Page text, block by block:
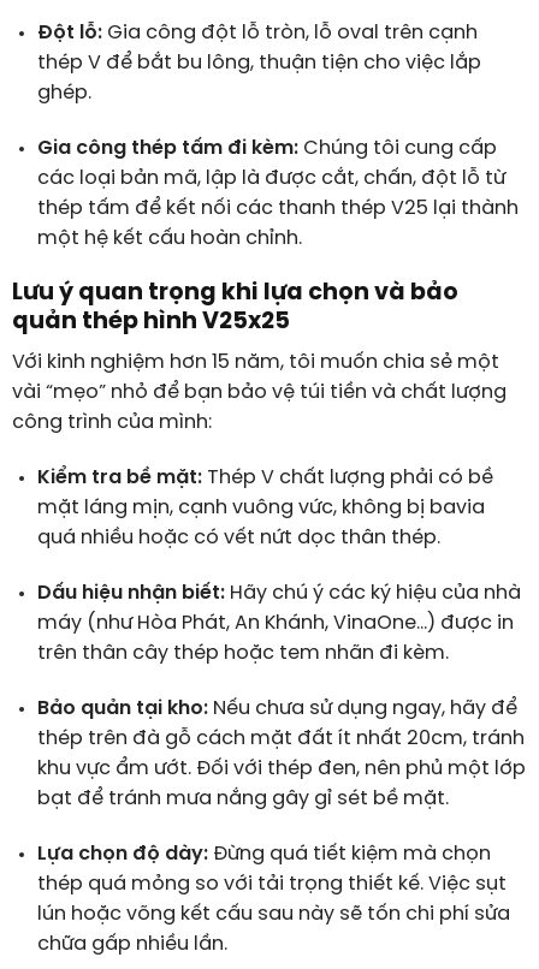
Đột lỗ:Gia công đột lỗ tròn, lỗ oval trên cạnh
thép V để bắt bu lông, thuận tiện cho việc lắp
ghép.
Gia công thép tấm đi kèm:Chúng tôi cung cấp
các loại bản mã, lập là được cắt, chấn, đột lỗ từ
thép tấm để kết nối các thanh thép V25 lại thành
một hệ kết cấu hoàn chỉnh.
Lưu ý quan trọng khi lựa chọn và bảo
quản thép hình V25x25
Với kinh nghiệm hơn 15 năm, tôi muốn chia sẻ một
vài “mẹo” nhỏ để bạn bảo vệ túi tiền và chất lượng
công trình của mình:
Kiểm tra bề mặt:Thép V chất lượng phải có bề
mặt láng mịn, cạnh vuông vức, không bị bavia
quá nhiều hoặc có vết nứt dọc thân thép.
Dấu hiệu nhận biết:Hãy chú ý các ký hiệu của nhà
máy (như Hòa Phát, An Khánh, VinaOne…) được in
trên thân cây thép hoặc tem nhãn đi kèm.
Bảo quản tại kho:Nếu chưa sử dụng ngay, hãy để
thép trên đà gỗ cách mặt đất ít nhất 20cm, tránh
khu vực ẩm ướt. Đối với thép đen, nên phủ một lớp
bạt để tránh mưa nắng gây gỉ sét bề mặt.
Lựa chọn độ dày:Đừng quá tiết kiệm mà chọn
thép quá mỏng so với tải trọng thiết kế. Việc sụt
lún hoặc võng kết cấu sau này sẽ tốn chi phí sửa
chữa gấp nhiều lần.